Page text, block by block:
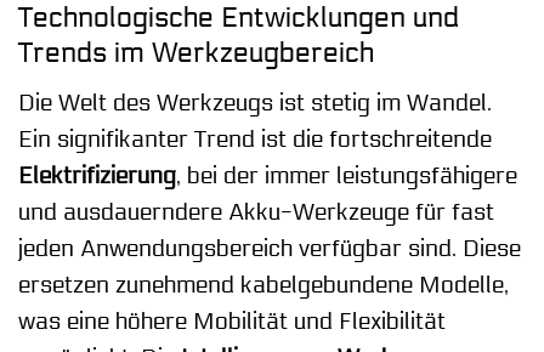
Technologische Entwicklungen und
Trends im Werkzeugbereich
Die Welt des Werkzeugs ist stetig im Wandel.
Ein signifikanter Trend ist die fortschreitende
Elektrifizierung, bei der immer leistungsfähigere
und ausdauerndere Akku-Werkzeuge für fast
jeden Anwendungsbereich verfügbar sind. Diese
ersetzen zunehmend kabelgebundene Modelle,
was eine höhere Mobilität und Flexibilität